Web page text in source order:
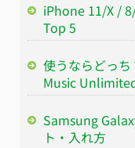
iPhone 11/X /
Top 5
使うならどっ
Music
Samsung
ト・入れ方